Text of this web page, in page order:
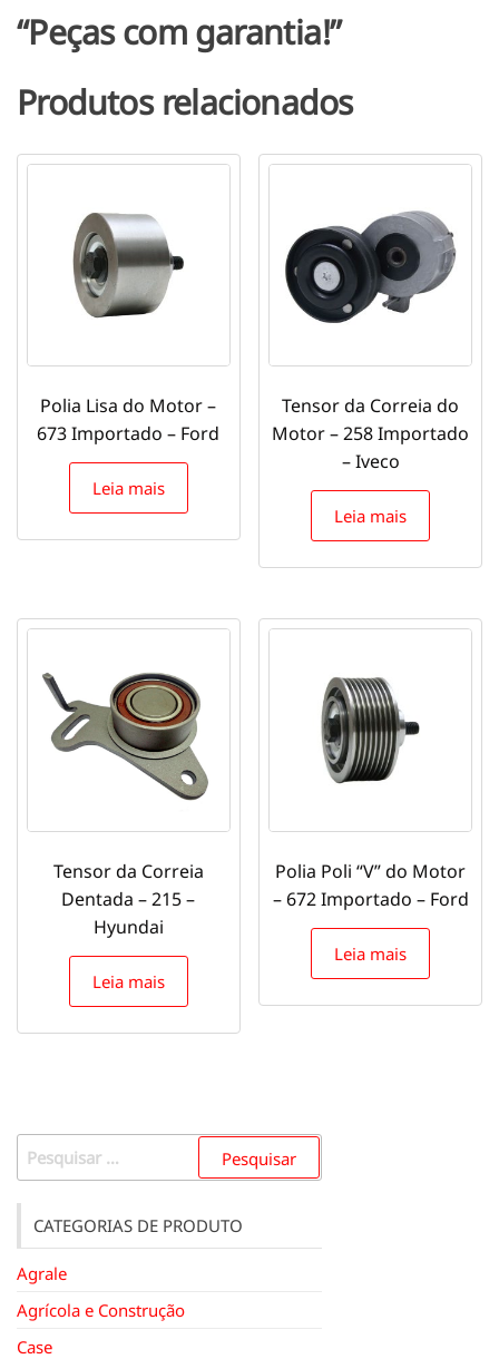
“Peças com garantia!”
Produtos relacionados
Polia Lisa do Motor –
673 Importado – Ford
Leia mais
Tensor da Correia do
Motor – 258 Importado
– Iveco
Leia mais
Tensor da Correia
Dentada – 215 –
Hyundai
Leia mais
Polia Poli “V” do Motor
– 672 Importado – Ford
Leia mais
Pesquisar
CATEGORIAS DE PRODUTO
Agrale
Agrícola e Construção
Case